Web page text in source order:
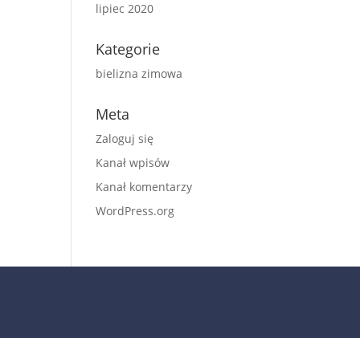
lipiec 2020
Kategorie
bielizna zimowa
Meta
Zaloguj się
Kanał wpisów
Kanał komentarzy
WordPress.org